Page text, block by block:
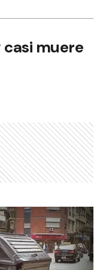
casi muere